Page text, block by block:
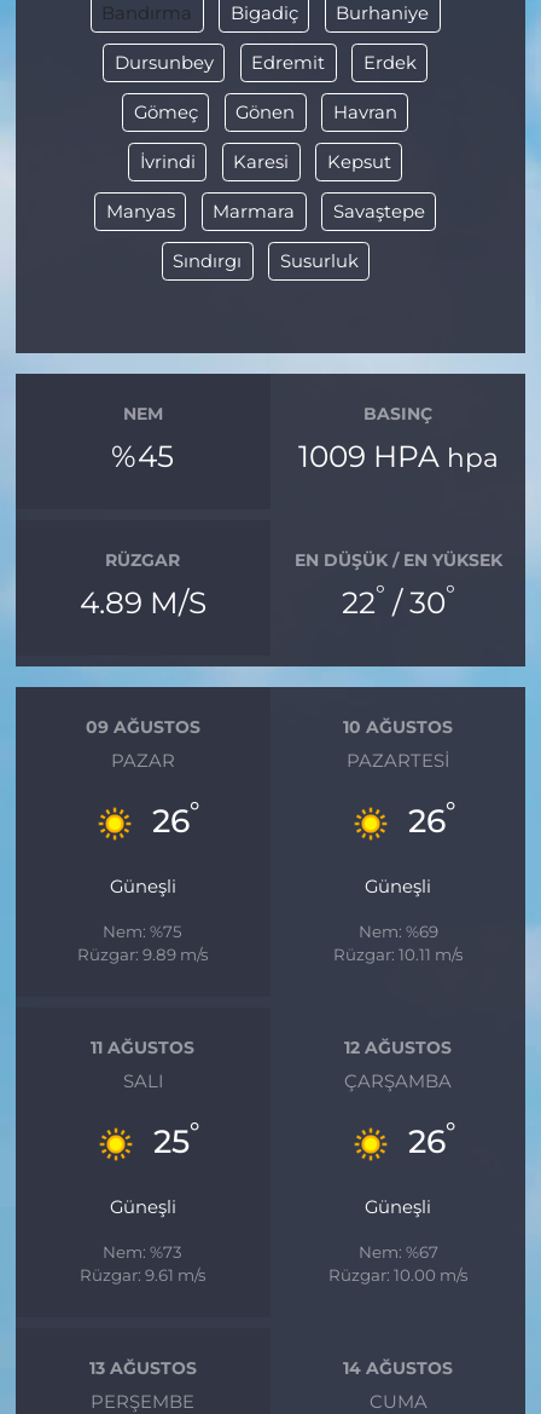
Bandırma Bigadiç Burhaniye
Dursunbey Edremit Erdek
Gömeç Gönen Havran
İvrindi Karesi Kepsut
Manyas Marmara Savaştepe
Sındırgı Susurluk
NEM
%45
BASINÇ
1009 HPA hpa
RÜZGAR
4.89 M/S
EN DÜŞÜK / EN YÜKSEK
22° / 30°
09 AĞUSTOS
PAZAR
26°
Güneşli
Nem: %75
Rüzgar: 9.89 m/s
10 AĞUSTOS
PAZARTESI
26°
Güneşli
Nem: %69
Rüzgar: 10.11 m/s
11 AĞUSTOS
SALI
25°
Güneşli
Nem: %73
Rüzgar: 9.61 m/s
12 AĞUSTOS
ÇARŞAMBA
26°
Güneşli
Nem: %67
Rüzgar: 10.00 m/s
13 AĞUSTOS
PERŞEMBE
14 AĞUSTOS
CUMA